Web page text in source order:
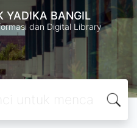
YADIKA BANGIL
dan Digital Library